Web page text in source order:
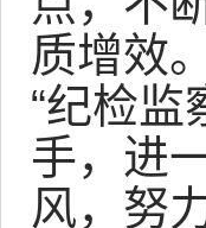
质增效
“纪检监
手，进
风，努